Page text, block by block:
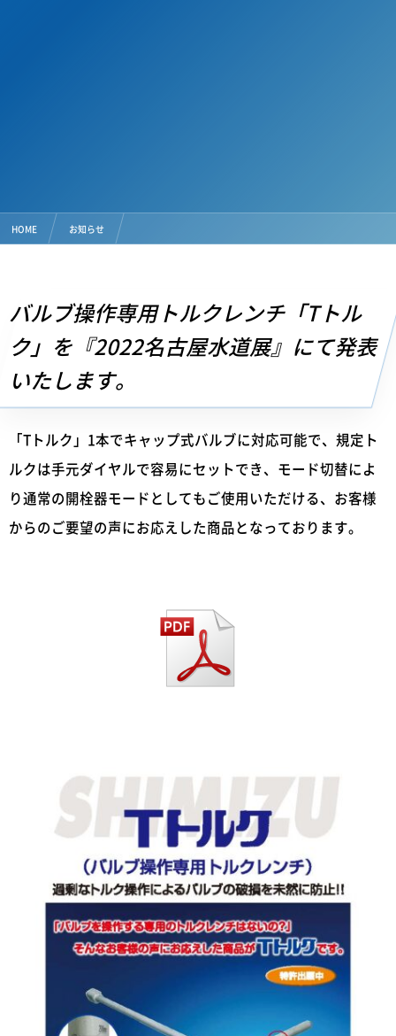
HOME お知らせ
バルブ操作専用トルクレンチ「Tトル
ク」を『2022名古屋水道展』にて発表
いたします。
「Tトルク」1本でキャップ式バルブに対応可能で、規定ト
ルクは手元ダイヤルで容易にセットでき、モード切替によ
り通常の開栓器モードとしてもご使用いただける、お客様
からのご要望の声にお応えした商品となっております。